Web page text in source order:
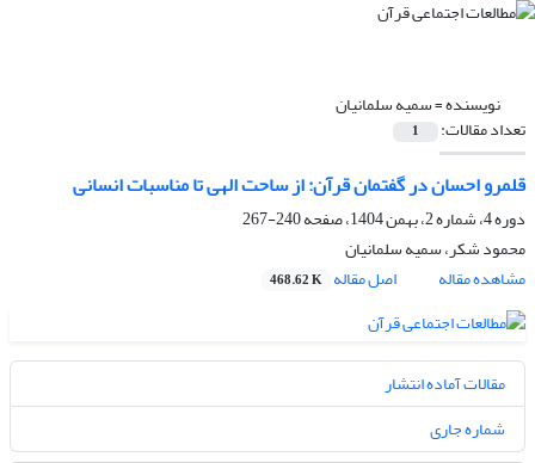
نویسنده =سمیه سلمانیان
تعداد مقالات: 1
قلمرو احسان در گفتمان قرآن: از ساحت الهی تا مناسبات انسانی
دوره 4، شماره 2، بهمن 1404، صفحه
240-267
محمود شکر، سمیه سلمانیان
مشاهده مقاله
اصل مقاله 468.62 K
مقالات آماده انتشار
شماره جاری